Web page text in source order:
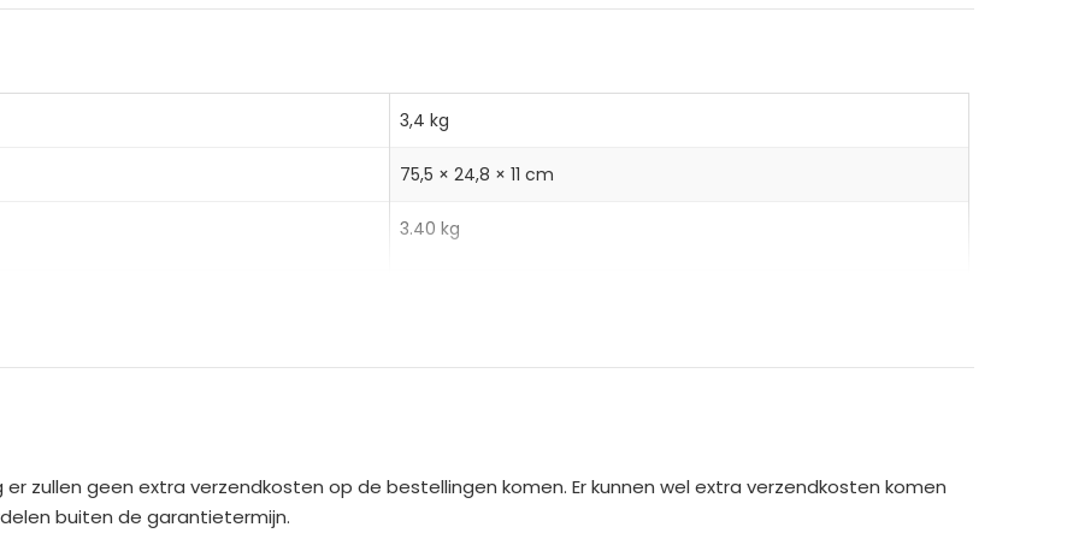
de TRUUSK opbergwagen nu.
3,4 kg
75,5 × 24,8 × 11 cm
3.40 kg
75,50×24,80×11,00 cm
er zullen geen extra verzendkosten op de bestellingen komen. Er kunnen wel extra verzendkosten komen
buiten de garantietermijn.